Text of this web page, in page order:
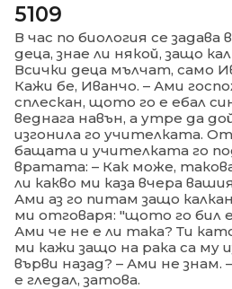
5109
В час по биология се
деца, знае ли някой, защо
Всички деца мълчат, само
Кажи бе, Иванчо. – Ами
сплескан, щото го е ебал
веднага навън, а утре да
изгонила го учителката.
бащата и учителката го
вратата: – Как може,
ли какво ми каза вчера
Ами аз го питам защо
ми отговаря: "щото го бил
Ами че не е ли така? Ти
ми кажи защо на рака са му
върви назад? – Ами не
е гледал, затова.